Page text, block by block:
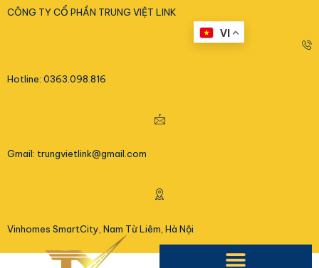
CÔNG TY CỔ PHẦN TRUNG VIỆT LINK
Hotline: 0363.098.816
Gmail: trungvietlink@gmail.com
Vinhomes SmartCity, Nam Từ Liêm, Hà Nội
VI